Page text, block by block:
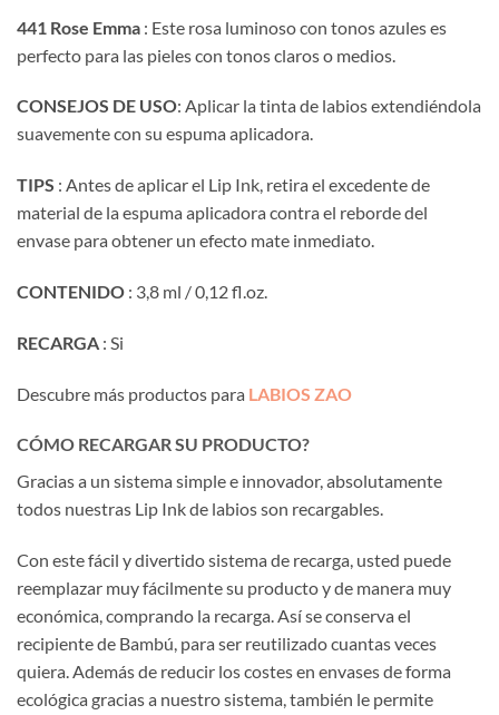
441 Rose Emma : Este rosa luminoso con tonos azules es
perfecto para las pieles con tonos claros o medios.
CONSEJOS DE USO: Aplicar la tinta de labios extendiéndola
suavemente con su espuma aplicadora.
TIPS : Antes de aplicar el Lip Ink, retira el excedente de
material de la espuma aplicadora contra el reborde del
envase para obtener un efecto mate inmediato.
CONTENIDO : 3,8 ml / 0,12 fl.oz.
RECARGA : Si
Descubre más productos para LABIOS ZAO
CÓMO RECARGAR SU PRODUCTO?
Gracias a un sistema simple e innovador, absolutamente
todos nuestras Lip Ink de labios son recargables.
Con este fácil y divertido sistema de recarga, usted puede
reemplazar muy fácilmente su producto y de manera muy
económica, comprando la recarga. Así se conserva el
recipiente de Bambú, para ser reutilizado cuantas veces
quiera. Además de reducir los costes en envases de forma
ecológica gracias a nuestro sistema, también le permite